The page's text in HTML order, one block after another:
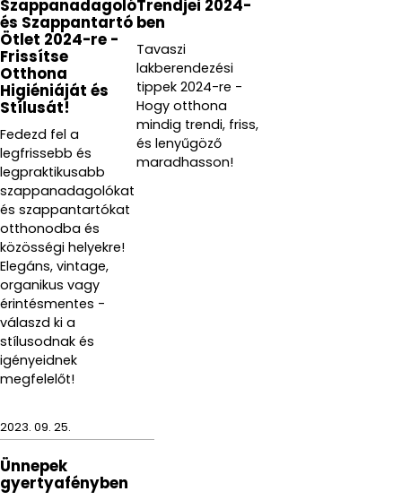
Szappanadagoló
és Szappantartó
Ötlet 2024-re -
Frissítse
Otthona
Higiéniáját és
Stílusát!
Fedezd fel a
legfrissebb és
legpraktikusabb
szappanadagolókat
és szappantartókat
otthonodba és
közösségi helyekre!
Elegáns, vintage,
organikus vagy
érintésmentes -
válaszd ki a
stílusodnak és
igényeidnek
megfelelőt!
Trendjei 2024-
ben
Tavaszi
lakberendezési
tippek 2024-re -
Hogy otthona
mindig trendi, friss,
és lenyűgöző
maradhasson!
2023. 09. 25.
Ünnepek
gyertyafényben